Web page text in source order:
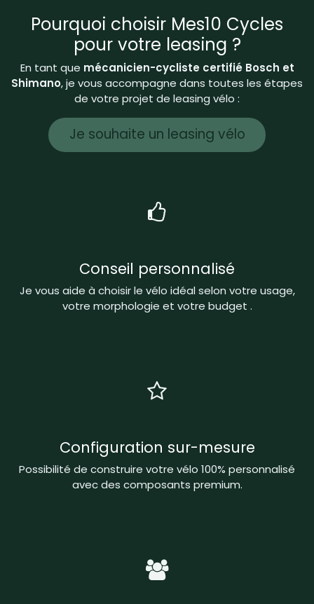
Pourquoi choisir Mes10 Cycles
pour votre leasing ?
En tant que mécanicien-cycliste certifié Bosch et
Shimano, je vous accompagne dans toutes les étapes
de votre projet de leasing vélo :
Je souhaite un leasing vélo
Conseil personnalisé
Je vous aide à choisir le vélo idéal selon votre usage,
votre morphologie et votre budget .
Configuration sur-mesure
Possibilité de construire votre vélo 100% personnalisé
avec des composants premium.